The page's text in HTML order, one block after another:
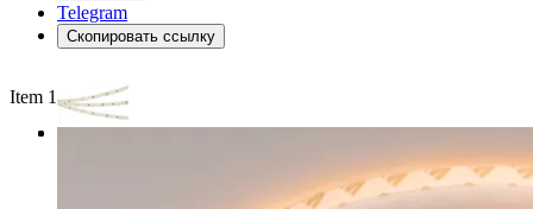
Telegram
Скопировать ссылку
Item 1 of 3